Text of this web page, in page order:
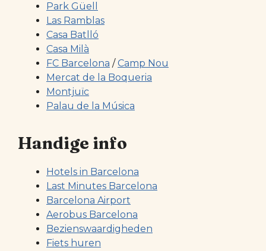
Park Güell
Las Ramblas
Casa Batlló
Casa Milà
FC Barcelona /Camp Nou
Mercat de la Boqueria
Montjuïc
Palau de la Música
Handige info
Hotels in Barcelona
Last Minutes Barcelona
Barcelona Airport
Aerobus Barcelona
Bezienswaardigheden
Fiets huren